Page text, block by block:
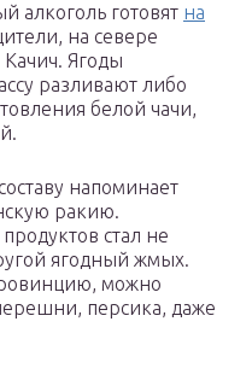
алкоголь готовят на
на севере
Ягоды
разливают либо
белой чачи,
напоминает
ракию.
стал не
ягодный жмых.
можно
персика, даже